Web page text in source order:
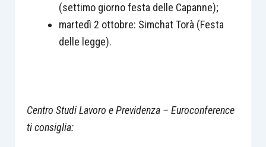
(settimo giorno festa delle Capanne);
martedì 2 ottobre: Simchat Torà (Festa
delle legge).
Centro Studi Lavoro e Previdenza – Euroconference
ti consiglia: